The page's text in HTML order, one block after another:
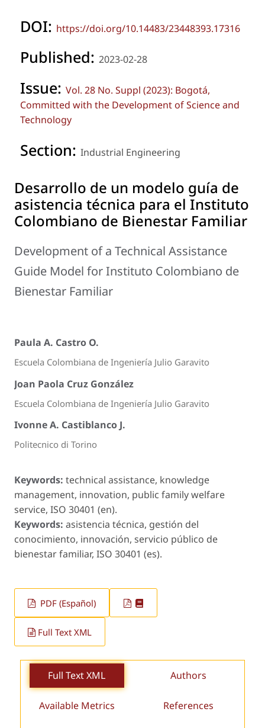
DOI: https://doi.org/10.14483/23448393.17316
Published: 2023-02-28
Issue: Vol. 28 No. Suppl (2023): Bogotá,
Committed with the Development of Science and
Technology
Section: Industrial Engineering
Desarrollo de un modelo guía de
asistencia técnica para el Instituto
Colombiano de Bienestar Familiar
Development of a Technical Assistance
Guide Model for Instituto Colombiano de
Bienestar Familiar
Paula A. Castro O.
Escuela Colombiana de Ingeniería Julio Garavito
Joan Paola Cruz González
Escuela Colombiana de Ingeniería Julio Garavito
Ivonne A. Castiblanco J.
Politecnico di Torino
Keywords: technical assistance, knowledge
management, innovation, public family welfare
service, ISO 30401 (en).
Keywords: asistencia técnica, gestión del
conocimiento, innovación, servicio público de
bienestar familiar, ISO 30401 (es).
PDF (Español)
Full Text XML
Full Text XML Authors
Available Metrics References